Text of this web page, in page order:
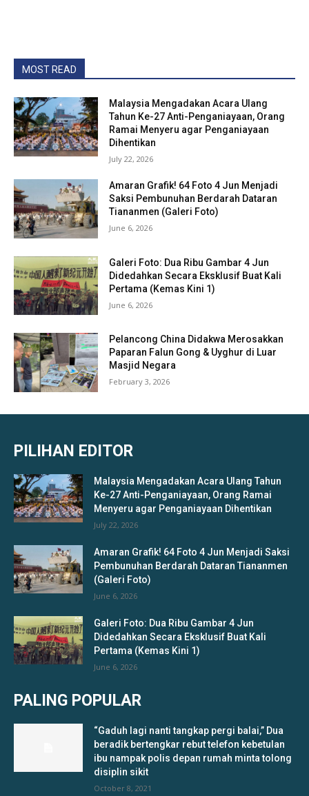
MOST READ
Malaysia Mengadakan Acara Ulang
Tahun Ke-27 Anti-Penganiayaan, Orang
Ramai Menyeru agar Penganiayaan
Dihentikan
July 22, 2026
Amaran Grafik! 64 Foto 4 Jun Menjadi
Saksi Pembunuhan Berdarah Dataran
Tiananmen (Galeri Foto)
June 6, 2026
Galeri Foto: Dua Ribu Gambar 4 Jun
Didedahkan Secara Eksklusif Buat Kali
Pertama (Kemas Kini 1)
June 6, 2026
Pelancong China Didakwa Merosakkan
Paparan Falun Gong & Uyghur di Luar
Masjid Negara
February 3, 2026
PILIHAN EDITOR
Malaysia Mengadakan Acara Ulang Tahun
Ke-27 Anti-Penganiayaan, Orang Ramai
Menyeru agar Penganiayaan Dihentikan
July 22, 2026
Amaran Grafik! 64 Foto 4 Jun Menjadi Saksi
Pembunuhan Berdarah Dataran Tiananmen
(Galeri Foto)
June 6, 2026
Galeri Foto: Dua Ribu Gambar 4 Jun
Didedahkan Secara Eksklusif Buat Kali
Pertama (Kemas Kini 1)
June 6, 2026
PALING POPULAR
“Gaduh lagi nanti tangkap pergi balai,” Dua
beradik bertengkar rebut telefon kebetulan
ibu nampak polis depan rumah minta tolong
disiplin sikit
October 8, 2021